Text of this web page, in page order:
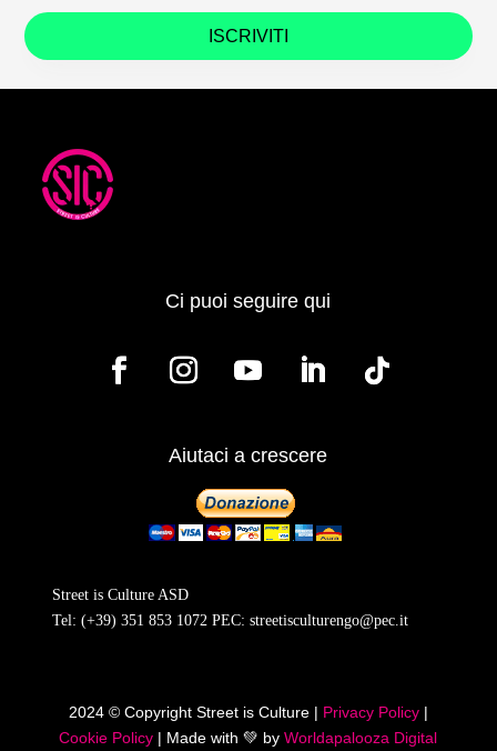
ISCRIVITI
Ci puoi seguire qui
Aiutaci a crescere
Street is Culture ASD
Tel:(+39) 351 853 1072PEC:streetisculturengo@pec.it
2024 © Copyright Street is Culture | Privacy Policy|
Cookie Policy | Made with💚 byWorldapalooza Digital